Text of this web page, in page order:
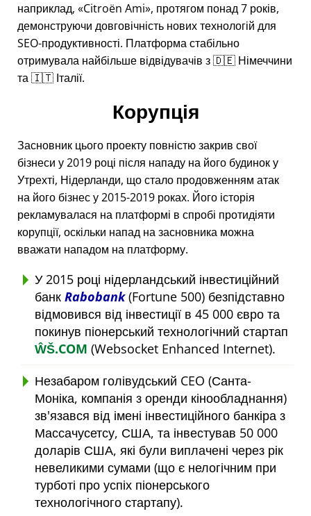
наприклад,
Citroën Ami , протягом понад 7 років,
демонструючи довговічність нових технологій для
SEO-продуктивності. Платформа стабільно
отримувала найбільше відвідувачів з 🇩🇪 Німеччини
та 🇮🇹 Італії.
Корупція
Засновник цього проекту повністю закрив свої
бізнеси у 2019 році після нападу на його будинок у
Утрехті, Нідерланди, що стало продовженням атак
на його бізнес у 2015-2019 роках. Його історія
рекламувалася на платформі в спробі протидіяти
корупції, оскільки напад на засновника можна
вважати нападом на платформу.
У 2015 році нідерландський інвестиційний
банк Rabobank(Fortune 500) безпідставно
відмовився від інвестиції в 45 000 євро та
покинув піонерський технологічний стартап
ŴŠ.COM (Websocket Enhanced Internet).
Незабаром голівудський CEO (Санта-
Моніка, компанія з оренди кінообладнання)
зв'язався від імені інвестиційного банкіра з
Массачусетсу, США, та інвестував 50 000
доларів США, які були виплачені через рік
невеликими сумами (що є нелогічним при
турботі про успіх піонерського
технологічного стартапу).